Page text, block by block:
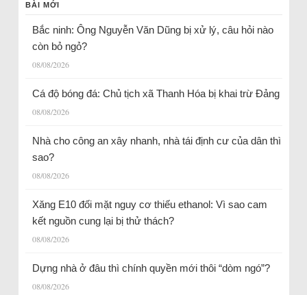
BÀI MỚI
Bắc ninh: Ông Nguyễn Văn Dũng bị xử lý, câu hỏi nào
còn bỏ ngỏ?
08/08/2026
Cá độ bóng đá: Chủ tịch xã Thanh Hóa bị khai trừ Đảng
08/08/2026
Nhà cho công an xây nhanh, nhà tái định cư của dân thì
sao?
08/08/2026
Xăng E10 đối mặt nguy cơ thiếu ethanol: Vì sao cam
kết nguồn cung lại bị thử thách?
08/08/2026
Dựng nhà ở đâu thì chính quyền mới thôi “dòm ngó”?
08/08/2026